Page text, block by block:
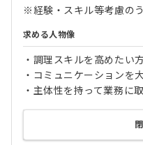
※経験・スキル等考慮の
求める人物像
・調理スキルを高めたい
・コミュニケーションを
・主体性を持って業務に